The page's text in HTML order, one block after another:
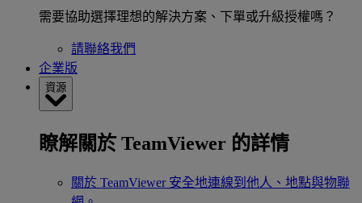
需要協助選擇理想的解決方案、下單或升級授權嗎？
請聯絡我們
企業版
資源
瞭解關於 TeamViewer 的詳情
關於 TeamViewer 安全地連線到他人、地點與物聯